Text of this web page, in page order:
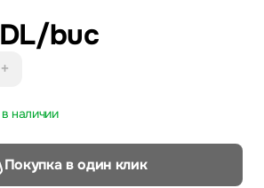
/buc
+
наличии
Покупка в один клик